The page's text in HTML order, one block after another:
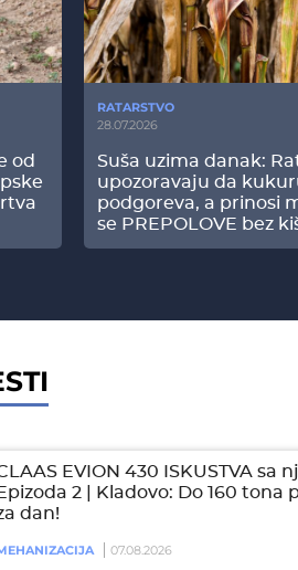
od
RATARSTVO
28.07.2026
Suša uzima danak:
upozoravaju da
podgoreva, a prinosi
se PREPOLOVE bez
EVION 430 ISKUSTVA sa
2 | Kladovo: Do 160 tona
dan!
07.08.2026